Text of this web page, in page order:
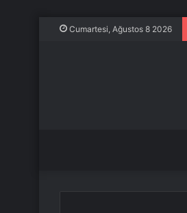
Cumartesi, Ağustos 8 2026